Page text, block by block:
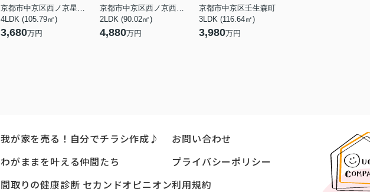
京都市中京区西ノ京星池町
4LDK (105.79㎡)
3,680万円
京都市中京区西ノ京西中合町
2LDK (90.02㎡)
4,880万円
京都市中京区壬生森町
3LDK (116.64㎡)
3,980万円
我が家を売る！自分でチラシ作成♪
わがままを叶える仲間たち
間取りの健康診断 セカンドオピニオン
お問い合わせ
プライバシーポリシー
利用規約